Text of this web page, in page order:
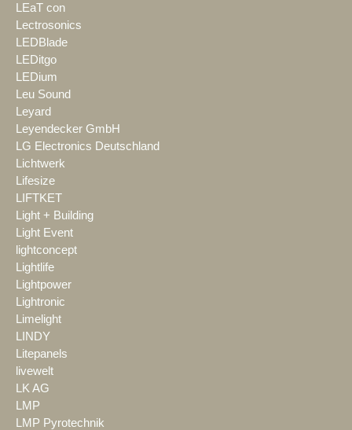
LEaT con
Lectrosonics
LEDBlade
LEDitgo
LEDium
Leu Sound
Leyard
Leyendecker GmbH
LG Electronics Deutschland
Lichtwerk
Lifesize
LIFTKET
Light + Building
Light Event
lightconcept
Lightlife
Lightpower
Lightronic
Limelight
LINDY
Litepanels
livewelt
LK AG
LMP
LMP Pyrotechnik